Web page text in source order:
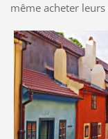
même acheter